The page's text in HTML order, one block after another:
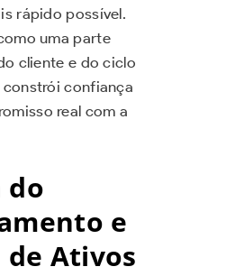
rápido possível.
uma parte
cliente e do ciclo
confiança
real com a
do
e
Ativos